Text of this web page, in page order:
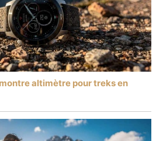
altimètre pour treks en